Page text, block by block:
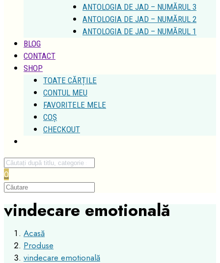
ANTOLOGIA DE JAD – NUMĂRUL 3
ANTOLOGIA DE JAD – NUMĂRUL 2
ANTOLOGIA DE JAD – NUMĂRUL 1
BLOG
CONTACT
SHOP
TOATE CĂRȚILE
CONTUL MEU
FAVORITELE MELE
COȘ
CHECKOUT
0
vindecare emotională
Acasă
Produse
vindecare emotională